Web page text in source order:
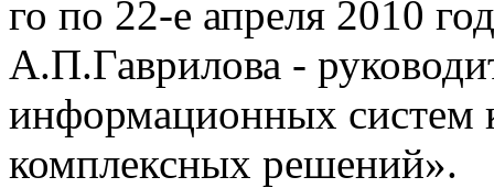
го по 22-е апреля 2010
А.П.Гаврилова -
информационных систем
комплексных решений».